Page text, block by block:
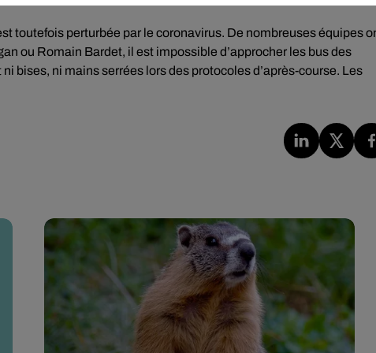
toutefois perturbée par le coronavirus. De nombreuses équipes
ou Romain Bardet, il est impossible d’approcher les bus des
bises, ni mains serrées lors des protocoles d’après-course. Les